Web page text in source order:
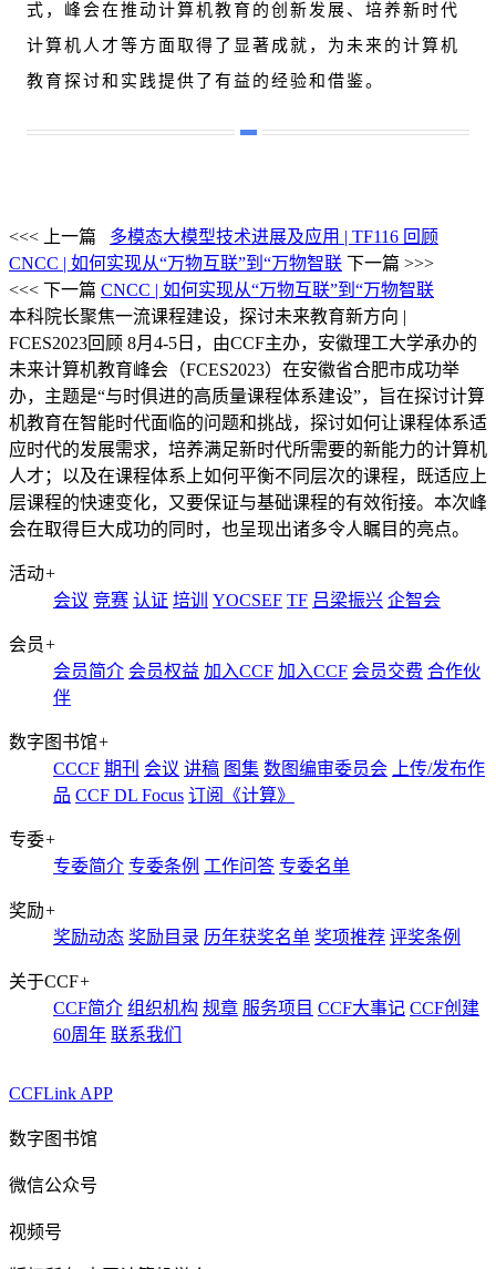
式，峰会在推动计算机教育的创新发展、培养新时代
计算机人才等方面取得了显著成就，为未来的计算机
教育探讨和实践提供了有益的经验和借鉴。
<<< 上一篇
多模态大模型技术进展及应用 | TF116 回顾
CNCC | 如何实现从“万物互联”到“万物智联 下一篇 >>>
<<< 下一篇 CNCC | 如何实现从“万物互联”到“万物智联
本科院长聚焦一流课程建设，探讨未来教育新方向 |
FCES2023回顾 8月4-5日，由CCF主办，安徽理工大学承办的
未来计算机教育峰会（FCES2023）在安徽省合肥市成功举
办，主题是“与时俱进的高质量课程体系建设”，旨在探讨计算
机教育在智能时代面临的问题和挑战，探讨如何让课程体系适
应时代的发展需求，培养满足新时代所需要的新能力的计算机
人才；以及在课程体系上如何平衡不同层次的课程，既适应上
层课程的快速变化，又要保证与基础课程的有效衔接。本次峰
会在取得巨大成功的同时，也呈现出诸多令人瞩目的亮点。
活动+
会议 竞赛 认证 培训 YOCSEF TF 吕梁振兴 企智会
会员+
会员简介 会员权益 加入CCF 加入CCF 会员交费 合作伙
伴
数字图书馆+
CCCF 期刊 会议 讲稿 图集 数图编审委员会
上传/发布作
品 CCF DL Focus 订阅《计算》
专委+
专委简介 专委条例 工作问答 专委名单
奖励+
奖励动态 奖励目录 历年获奖名单 奖项推荐 评奖条例
关于CCF+
CCF简介 组织机构 规章 服务项目 CCF大事记 CCF创建
60周年 联系我们
CCFLink APP
数字图书馆
微信公众号
视频号